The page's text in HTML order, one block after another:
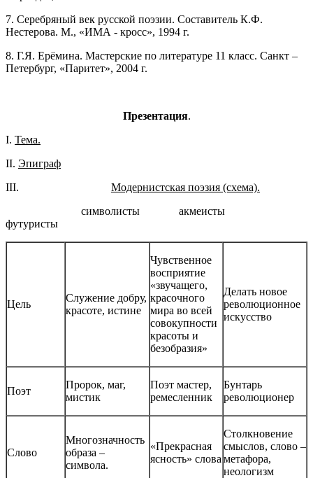
7. Серебряный век русской поэзии. Составитель К.Ф.
Нестерова. М., «ИМА - кросс», 1994 г.
8. Г.Я. Ерёмина. Мастерские по литературе 11 класс. Санкт –
Петербург, «Паритет», 2004 г.
Презентация.
I. Тема.
II. Эпиграф
III. Модернистская поэзия (схема).
символисты акмеисты
футуристы
Цель
Служение добру,
красоте, истине
Чувственное
восприятие
«звучащего,
красочного
мира во всей
совокупности
красоты и
безобразия»
Делать новое
революционное
искусство
Поэт
Пророк, маг,
мистик
Поэт мастер,
ремесленник
Бунтарь
революционер
Слово
Многозначность
образа –
символа.
«Прекрасная
ясность» слова
Столкновение
смыслов, слово –
метафора,
неологизм